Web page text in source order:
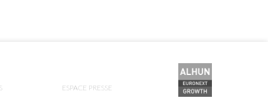
ESPACE PRESSE